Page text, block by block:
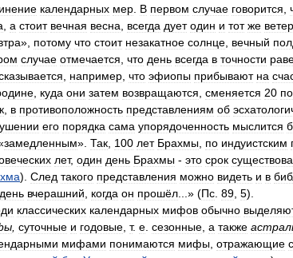
календарных мер В первом случае говорится
а стоит вечная весна всегда дует один и тот же ветер
», потому что стоит незакатное солнце вечный
случае отмечается что день всегда в точности
например что эфиопы прибывают на
куда они затем возвращаются сменяется 20
в противоположность представлениям об
его порядка сама упорядоченность мыслится
замедленным». Так 100 лет Брахмы по индуистским
лет, один день Брахмы - это срок
). След такого представления можно видеть и в
день вчерашний когда он прошёл ...» (Пс 89 5).
классических календарных мифов обычно
суточные и годовые т. е сезонные а также
мифами понимаются мифы отражающие